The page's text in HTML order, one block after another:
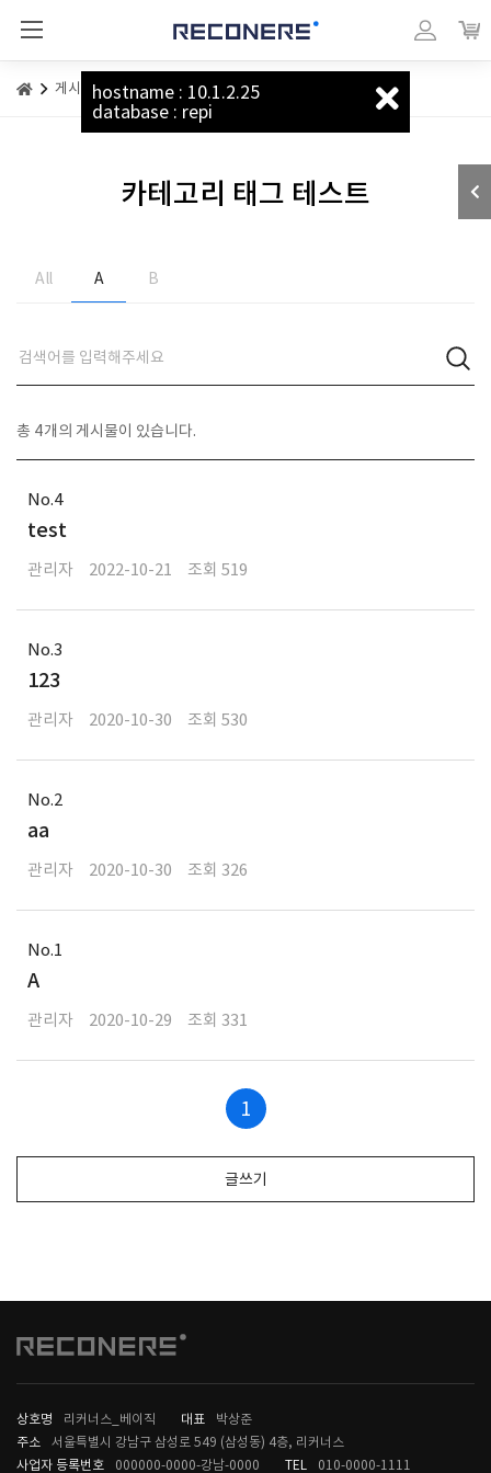
게시판 카테고리 태그 테스트
카테고리 태그 테스트
All A B
총 4개의 게시물이 있습니다.
4
test
관리자 2022-10-21 519
3
123
관리자 2020-10-30 530
2
aa
관리자 2020-10-30 326
1
A
관리자 2020-10-29 331
1
글쓰기
상호명 리커너스_베이직 대표
박상준
주소
서울특별시 강남구 삼성로 549 (삼성동) 4층, 리커너스
사업자 등록번호
000000-0000-강남-0000 TEL 010-0000-1111
hostname : 10.1.2.25
database : repi